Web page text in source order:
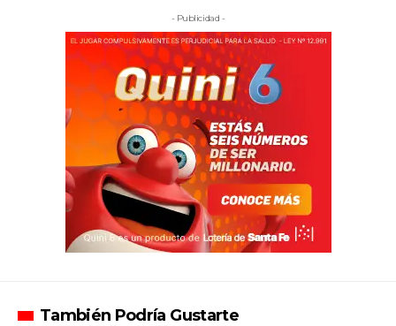
- Publicidad -
También Podría Gustarte